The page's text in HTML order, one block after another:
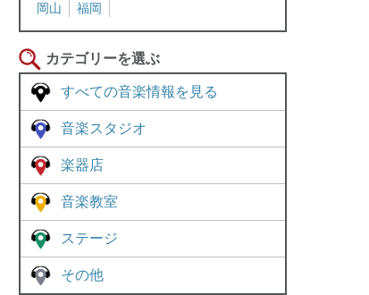
岡山 福岡
カテゴリーを選ぶ
すべての音楽情報を見る
音楽スタジオ
楽器店
音楽教室
ステージ
その他